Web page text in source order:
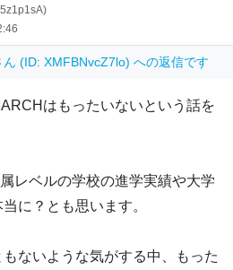
ん (ID: XMFBNvcZ7lo) への返信です
はもったいないという話を
レベルの学校の進学実績や大学
に？とも思います。
ないような気がする中、もった